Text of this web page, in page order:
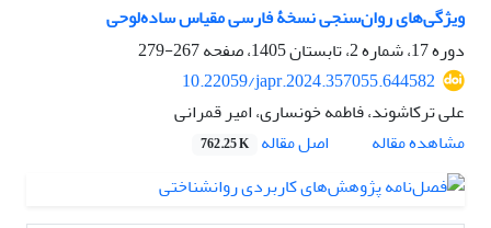
ویژگی‌های روان‌سنجی نسخۀ فارسی مقیاس ساده‌لوحی
دوره 17، شماره 2، تابستان 1405، صفحه
267-279
10.22059/japr.2024.357055.644582
علی ترکاشوند، فاطمه خونساری، امیر قمرانی
مشاهده مقاله
اصل مقاله 762.25 K